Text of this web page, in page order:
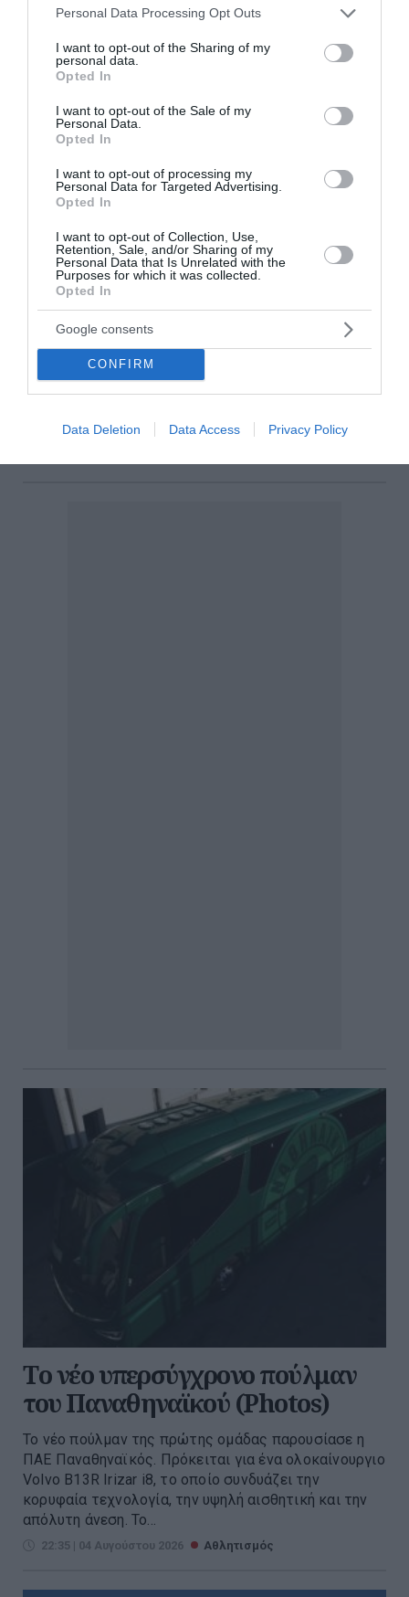
Please note that this website/app uses one or more Google
not limited to your visit or usage behaviour. You may click to
grant or deny consent to Google and its third-party tags to
use your data for below specified purposes in below Google
consent section.
Personal Data Processing Opt Outs
I want to opt-out of the Sharing of my
personal data.
Opted In
I want to opt-out of the Sale of my
Personal Data.
Opted In
I want to opt-out of processing my
Personal Data for Targeted Advertising.
Opted In
I want to opt-out of Collection, Use,
Retention, Sale, and/or Sharing of my
Personal Data that Is Unrelated with the
Purposes for which it was collected.
Opted In
Google consents
CONFIRM
Data Deletion Data Access Privacy Policy
Εντυπωσιακή πρεμιέρα για τη
Μαρία Σάκκαρη στο Τορόντο –
Πρόκριση στους «32»
Η Μαρία Σάκκαρη επικράτησε με 6-3, 6-2 της Ζεϊνέπ
στους «32», όπου θα αντιμετωπίσει την Κόκο Γκοφ.
Tο νέο υπερσύγχρονο πούλμαν
του Παναθηναϊκού (Photos)
Το νέο πούλμαν της πρώτης ομάδας παρουσίασε η
ΠΑΕ Παναθηναϊκός. Πρόκειται για ένα ολοκαίνουργιο
Volvo B13R Irizar i8, το οποίο συνδυάζει την
κορυφαία τεχνολογία, την υψηλή αισθητική και την
απόλυτη άνεση. Το...
22:35 | 04 Αυγούστου 2026 Αθλητισμός